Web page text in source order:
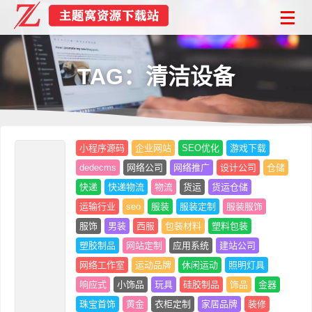
TAG：清洁设备
小程序源码 企业网站 SEO优化
游戏下载
dedecms
网络公司 网络推广 设计公司
仓储
快递
快递物流 物流 货运
货运仓储
运输行业
seo 服装 服装定制
服装服饰
服饰
男装 西服 包装材料
塑料包装
塑胶制品
网站定制 应用系统
建站公司
网络工作室
运动品牌 休闲运动
照明灯具
响应式
小饰品 玩具 硅胶制品 饰品
金器
珠宝首饰
黄金 衣柜定制 家居品牌 装修